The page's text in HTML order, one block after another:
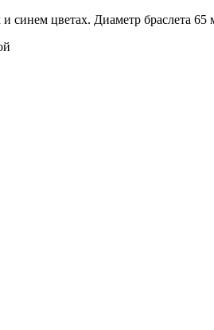
синем цветах. Диаметр браслета 65